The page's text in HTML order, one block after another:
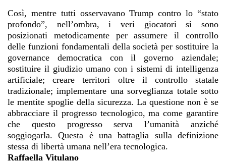
Così, mentre tutti osservavano Trump contro lo “stato
profondo”, nell’ombra, i veri giocatori si sono
posizionati metodicamente per assumere il controllo
delle funzioni fondamentali della società per sostituire la
governance democratica con il governo aziendale;
sostituire il giudizio umano con i sistemi di intelligenza
artificiale; creare territori oltre il controllo statale
tradizionale; implementare una sorveglianza totale sotto
le mentite spoglie della sicurezza. La questione non è se
abbracciare il progresso tecnologico, ma come garantire
che questo progresso serva l’umanità anziché
soggiogarla. Questa è una battaglia sulla definizione
stessa di libertà umana nell’era tecnologica.
Raffaella Vitulano